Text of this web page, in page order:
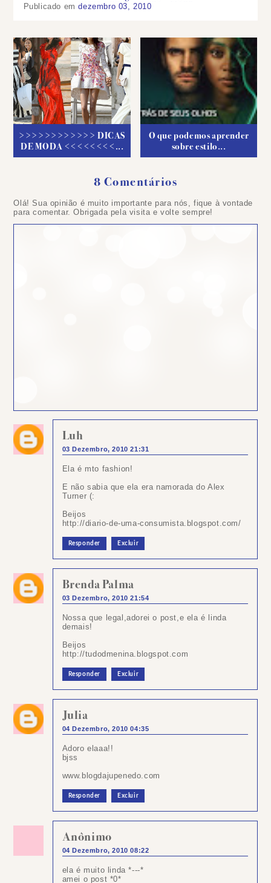
Publicado emdezembro 03, 2010
>>>>>>>>>>>> DICAS
DE MODA <<<<<<<<...
O que podemos aprender
sobre estilo...
8 Comentários
Olá! Sua opinião é muito importante para nós, fique à vontade
para comentar. Obrigada pela visita e volte sempre!
Luh
03 Dezembro, 2010 21:31
Ela é mto fashion!
E não sabia que ela era namorada do Alex
Turner (:
Beijos
http://diario-de-uma-consumista.blogspot.com/
Responder Excluir
Brenda Palma
03 Dezembro, 2010 21:54
Nossa que legal,adorei o post,e ela é linda
demais!
Beijos
http://tudodmenina.blogspot.com
Responder Excluir
Julia
04 Dezembro, 2010 04:35
Adoro elaaa!!
bjss
www.blogdajupenedo.com
Responder Excluir
Anônimo
04 Dezembro, 2010 08:22
ela é muito linda *---*
amei o post *0*